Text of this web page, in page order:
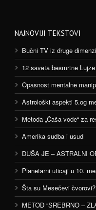
NAJNOVIJI TEKSTOVI
Bučni TV iz druge
12 saveta besmrtne
Opasnost mentalne
Astrološki aspekti 5.og
Metoda „Čaša vode“ za
Amerika sudba i usud
DUŠA JE – ASTRALNI
Planetarni uticaji u 10.
Šta su Mesečevi čvorovi?
METOD “SREBRNO –